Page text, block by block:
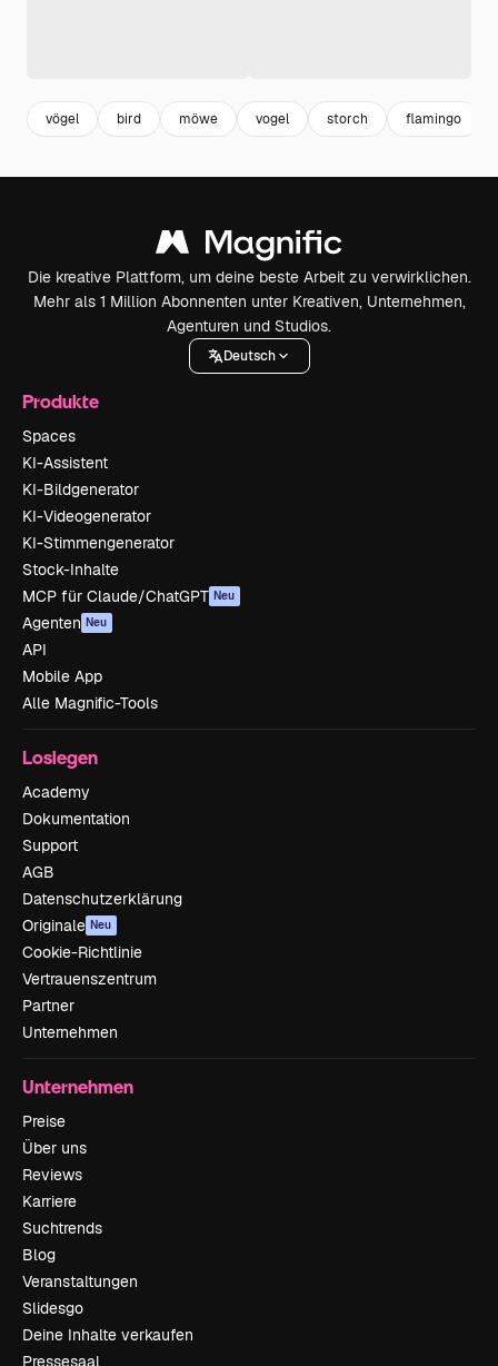
vögel bird möwe vogel storch flamingo
Die kreative Plattform, um deine beste Arbeit zu verwirklichen.
Mehr als 1 Million Abonnenten unter Kreativen, Unternehmen,
Agenturen und Studios.
Deutsch
Produkte
Spaces
KI-Assistent
KI-Bildgenerator
KI-Videogenerator
KI-Stimmengenerator
Stock-Inhalte
MCP für Claude/ChatGPT Neu
Agenten Neu
API
Mobile App
Alle Magnific-Tools
Loslegen
Academy
Dokumentation
Support
AGB
Datenschutzerklärung
Originale Neu
Cookie-Richtlinie
Vertrauenszentrum
Partner
Unternehmen
Unternehmen
Preise
Über uns
Reviews
Karriere
Suchtrends
Blog
Veranstaltungen
Slidesgo
Deine Inhalte verkaufen
Pressesaal